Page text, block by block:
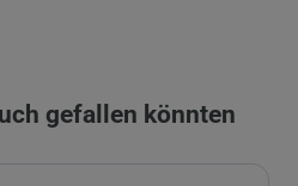
gefallen könnten